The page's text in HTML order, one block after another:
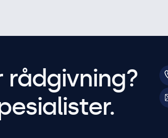
rådgivning?